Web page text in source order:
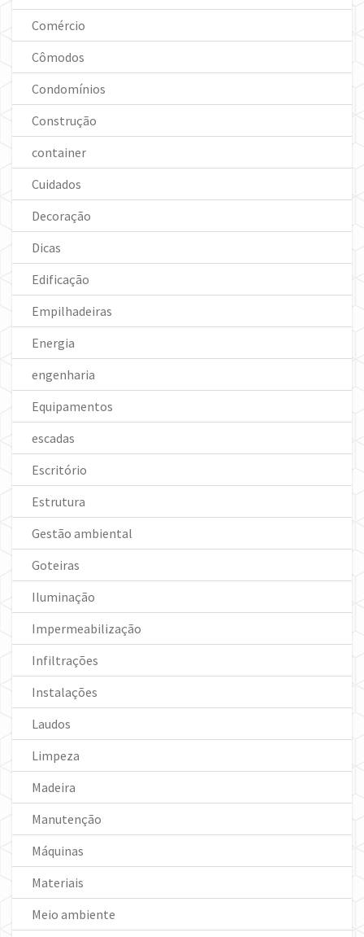
Comércio
Cômodos
Condomínios
Construção
container
Cuidados
Decoração
Dicas
Edificação
Empilhadeiras
Energia
engenharia
Equipamentos
escadas
Escritório
Estrutura
Gestão ambiental
Goteiras
Iluminação
Impermeabilização
Infiltrações
Instalações
Laudos
Limpeza
Madeira
Manutenção
Máquinas
Materiais
Meio ambiente